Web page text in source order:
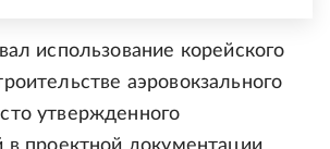
использование корейского
аэровокзального
утвержденного